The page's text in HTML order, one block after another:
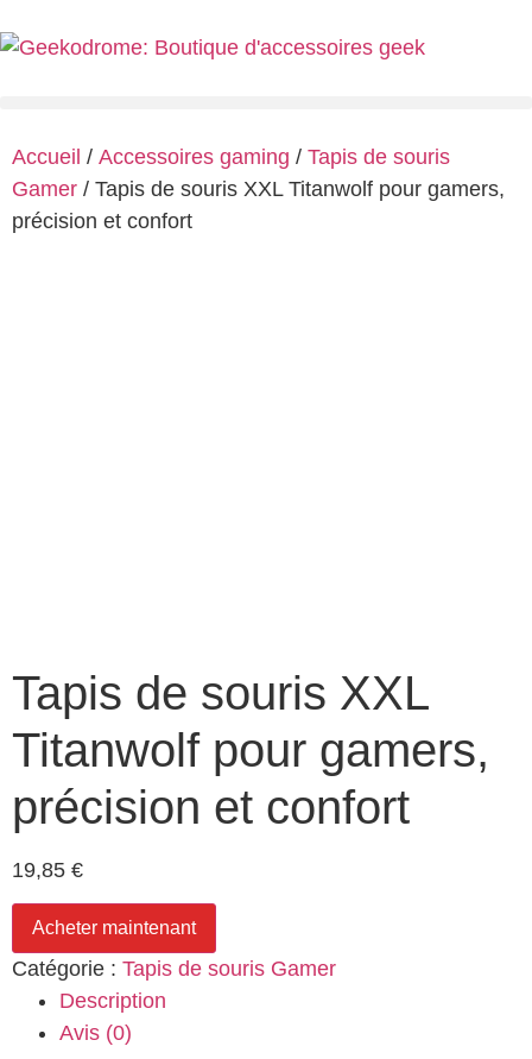
Accueil / Accessoires gaming / Tapis de souris
Gamer / Tapis de souris XXL Titanwolf pour gamers,
précision et confort
Tapis de souris XXL
Titanwolf pour gamers,
précision et confort
19,85 €
Acheter maintenant
Catégorie : Tapis de souris Gamer
Description
Avis (0)